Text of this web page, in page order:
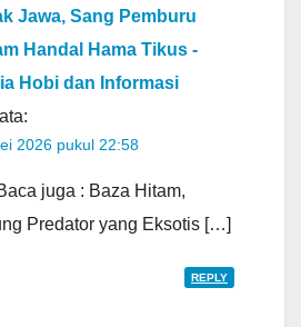
Jawa, Sang Pemburu
Handal Hama Tikus -
Hobi dan Informasi
2026 pukul 22:58
juga : Baza Hitam,
Predator yang Eksotis […]
REPLY